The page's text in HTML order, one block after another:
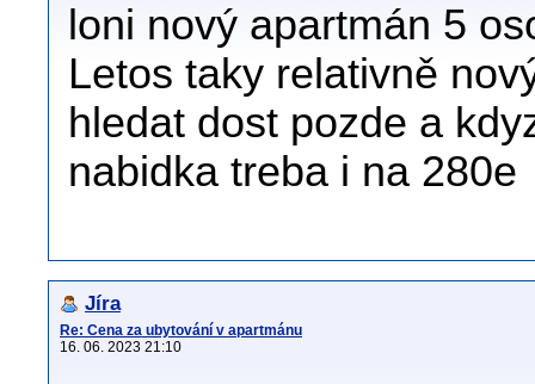
loni nový apartmán 5
Letos taky relativně
hledat dost pozde a
nabidka treba i na 280e
Jíra
Re: Cena za ubytování v apartmánu
16. 06. 2023 21:10